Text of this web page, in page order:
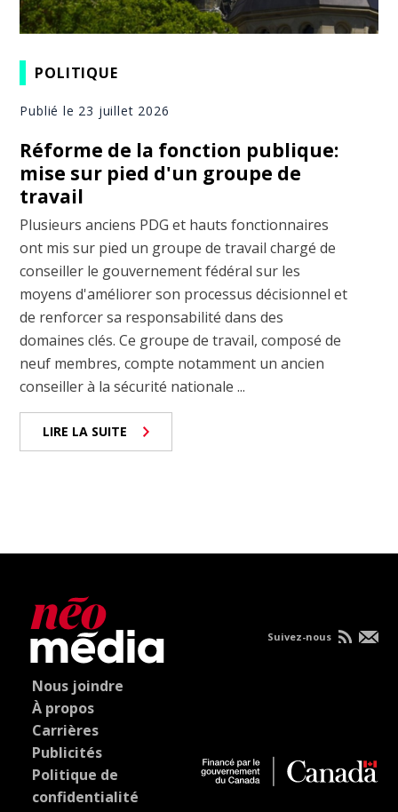
POLITIQUE
Publié le 23 juillet 2026
Réforme de la fonction publique:
mise sur pied d'un groupe de
travail
Plusieurs anciens PDG et hauts fonctionnaires
ont mis sur pied un groupe de travail chargé de
conseiller le gouvernement fédéral sur les
moyens d'améliorer son processus décisionnel et
de renforcer sa responsabilité dans des
domaines clés. Ce groupe de travail, composé de
neuf membres, compte notamment un ancien
conseiller à la sécurité nationale ...
LIRE LA SUITE
Nous joindre
À propos
Carrières
Publicités
Politique de
confidentialité
Suivez-nous